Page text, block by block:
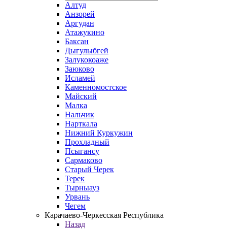
Алтуд
Анзорей
Аргудан
Атажукино
Баксан
Дыгулыбгей
Залукокоаже
Заюково
Исламей
Каменномостское
Майский
Малка
Нальчик
Нарткала
Нижний Куркужин
Прохладный
Псыгансу
Сармаково
Старый Черек
Терек
Тырныауз
Урвань
Чегем
Карачаево-Черкесская Республика
Назад